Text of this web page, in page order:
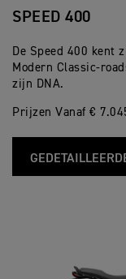
SPEED 400
De Speed 400 kent
Modern Classic-
zijn DNA.
Prijzen Vanaf €